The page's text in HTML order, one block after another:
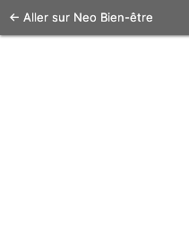
← Aller sur Neo Bien-être